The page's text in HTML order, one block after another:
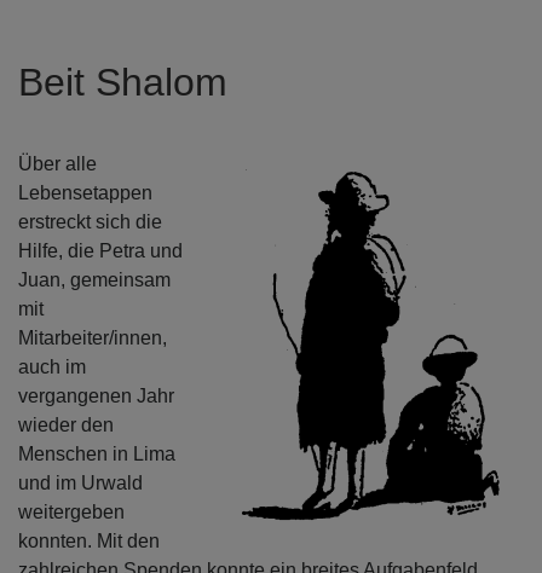
Beit Shalom
Über alle
Lebensetappen
erstreckt sich die
Hilfe, die Petra und
Juan, gemeinsam
mit
Mitarbeiter/innen,
auch im
vergangenen Jahr
wieder den
Menschen in Lima
und im Urwald
weitergeben
konnten. Mit den